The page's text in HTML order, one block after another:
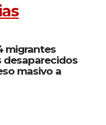
migrantes
desaparecidos
masivo a